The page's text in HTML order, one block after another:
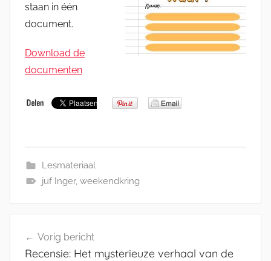
staan in één
document.
Download de
documenten
Lesmateriaal
juf Inger, weekendkring
navigatie
Vorig bericht
Recensie: Het mysterieuze verhaal van de